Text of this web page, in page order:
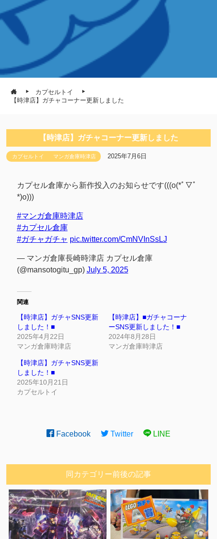
カプセルトイ
【時津店】ガチャコーナー更新しました
【時津店】ガチャコーナー更新しました
カプセルトイ マンガ倉庫時津店 2025年7月6日
カプセル倉庫から新作投入のお知らせです(((o(*ﾟ▽ﾟ
*)o)))
#マンガ倉庫時津店
#カプセル倉庫
#ガチャガチャ pic.twitter.com/CmNVInSsLJ
— マンガ倉庫長崎時津店 カプセル倉庫
(@mansotogitu_gp) July 5, 2025
関連
【時津店】ガチャSNS更新
しました！■
2025年4月22日
マンガ倉庫時津店
【時津店】■ガチャコーナ
ーSNS更新しました！■
2024年8月28日
マンガ倉庫時津店
【時津店】ガチャSNS更新
しました！■
2025年10月21日
カプセルトイ
Facebook Twitter LINE
同カテゴリー前後の記事